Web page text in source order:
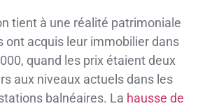
tient à une réalité patrimoniale
ont acquis leur immobilier dans
quand les prix étaient deux
aux niveaux actuels dans les
balnéaires. La hausse de